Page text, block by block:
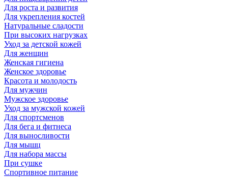
Для роста и развития
Для укрепления костей
Натуральные сладости
При высоких нагрузках
Уход за детской кожей
Для женщин
Женская гигиена
Женское здоровье
Красота и молодость
Для мужчин
Мужское здоровье
Уход за мужской кожей
Для спортсменов
Для бега и фитнеса
Для выносливости
Для мышц
Для набора массы
При сушке
Спортивное питание